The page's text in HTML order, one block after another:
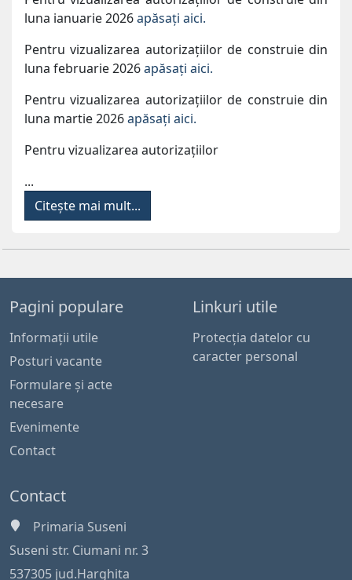
luna ianuarie 2026apăsați aici.
Pentru vizualizarea autorizațiilor de construie din
luna februarie 2026apăsați aici.
Pentru vizualizarea autorizațiilor de construie din
luna martie 2026apăsați aici.
Pentru vizualizarea autorizațiilor
...
Citește mai mult...
Pagini populare
Informaţii utile
Posturi vacante
Formulare și acte
necesare
Evenimente
Contact
Linkuri utile
Protecția datelor cu
caracter personal
Contact
Primaria Suseni
Suseni str. Ciumani nr. 3
537305 jud.Harghita